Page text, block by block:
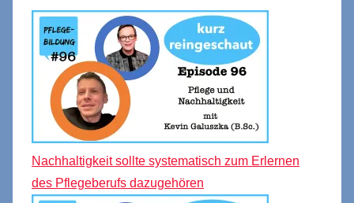
Nachhaltigkeit sollte systematisch zum Erlernen
des Pflegeberufs dazugehören